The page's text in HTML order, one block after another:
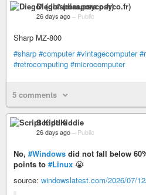
Diego* (diaspora.psyco.fr)
26 days ago – Public
Sharp MZ-800
#sharp #computer #vintagecomputer
#retrocomputing #microcomputer
5 comments
Script Kiddie
26 days ago – Public
No, #Windows did not fall below
points to #Linux 😭
source: windowslatest.com/2026/07/